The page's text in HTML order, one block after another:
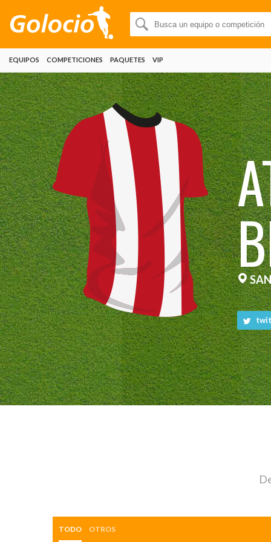
EQUIPOS COMPETICIONES PAQUETES VIP
TODO OTROS